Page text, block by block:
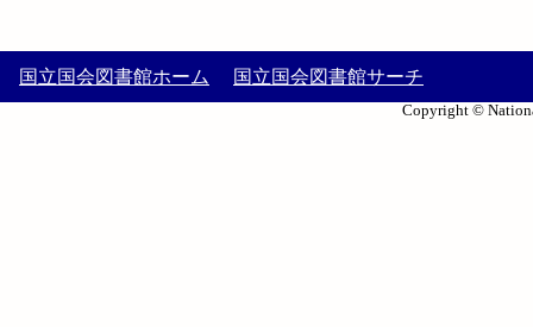
国立国会図書館ホーム 国立国会図書館サーチ
Copyright ©